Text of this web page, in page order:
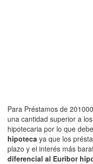
Para Préstamos de
una cantidad superior a
hipotecaria por lo que
hipoteca ya que los
plazo y el interés más
diferencial al Euribor